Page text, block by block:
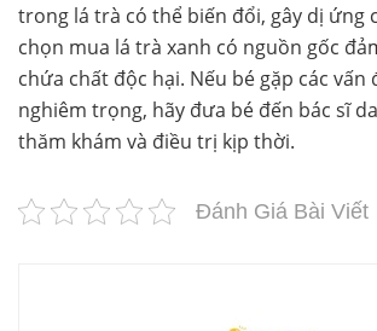
trong lá trà có thể biến đổi, gây dị ứng
chọn mua lá trà xanh có nguồn gốc
chứa chất độc hại. Nếu bé gặp các vấn
nghiêm trọng, hãy đưa bé đến bác sĩ
thăm khám và điều trị kịp thời.
Đánh Giá Bài Viết